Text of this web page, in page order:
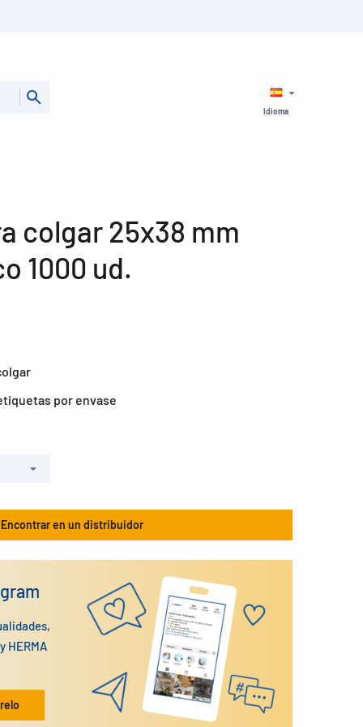
Idioma
colgar 25x38 mm
1000 ud.
por envase
Encontrar en un distribuidor
HERMA